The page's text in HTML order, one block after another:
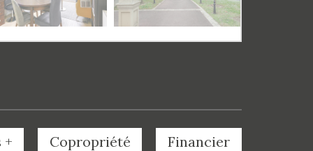
+ Copropriété Financier